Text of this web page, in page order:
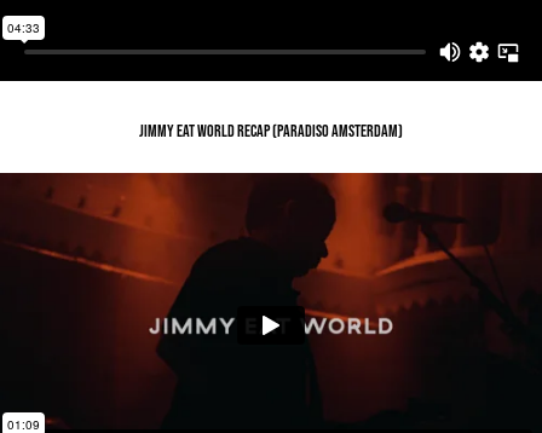
JIMMY EAT WORLD RECAP (PARADISO Amsterdam)